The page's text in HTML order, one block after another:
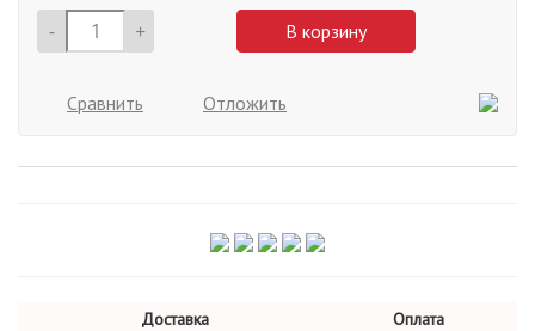
- + В корзину
Сравнить Отложить
Доставка
Оплата